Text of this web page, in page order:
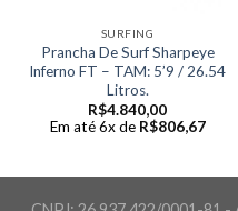
SURFING
Prancha De Surf Sharpeye
Inferno FT – TAM: 5’9 / 26.54
Litros.
R$4.840,00
Em até 6x de R$806,67